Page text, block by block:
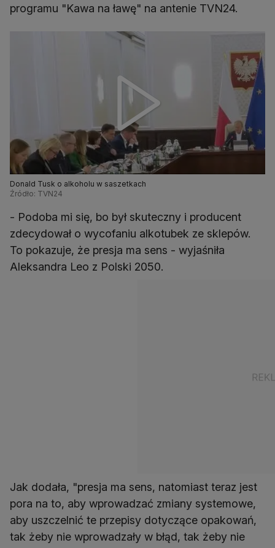
programu "Kawa na ławę" na antenie TVN24.
Donald Tusk o alkoholu w saszetkach
Źródło: TVN24
- Podoba mi się, bo był skuteczny i producent
zdecydował o wycofaniu alkotubek ze sklepów.
To pokazuje, że presja ma sens - wyjaśniła
Aleksandra Leo z Polski 2050.
Jak dodała, "presja ma sens, natomiast teraz jest
pora na to, aby wprowadzać zmiany systemowe,
aby uszczelnić te przepisy dotyczące opakowań,
tak żeby nie wprowadzały w błąd, tak żeby nie